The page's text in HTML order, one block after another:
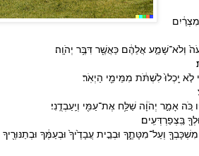
וְלֹא־שָׁמַ֣ע אֲלֵהֶ֔ם כַּאֲשֶׁ֖ר דִּבֶּ֥ר יְהֹוָֽה׃
יָֽכְלוּ֙ לִשְׁתֹּ֔ת מִמֵּימֵ֖י הַיְאֹֽר׃
אָמַ֣ר יְהֹוָ֔ה שַׁלַּ֥ח אֶת־עַמִּ֖י וְיַֽעַבְדֻֽנִי׃
בַּֽצְפַרְדְּעִֽים׃
וְעַל־מִטָּתֶ֑ךָ וּבְבֵ֤ית עֲבָדֶ֙יךָ֙ וּבְעַמֶּ֔ךָ וּבְתַנּוּרֶ֖יךָ